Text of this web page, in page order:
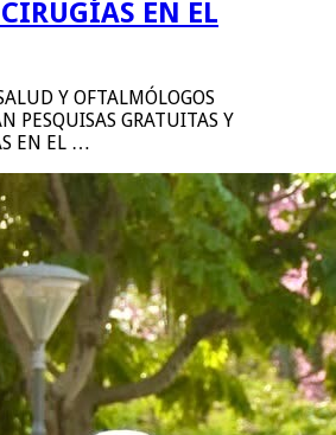
EN EL
Y OFTALMÓLOGOS
PESQUISAS GRATUITAS Y
EN EL …